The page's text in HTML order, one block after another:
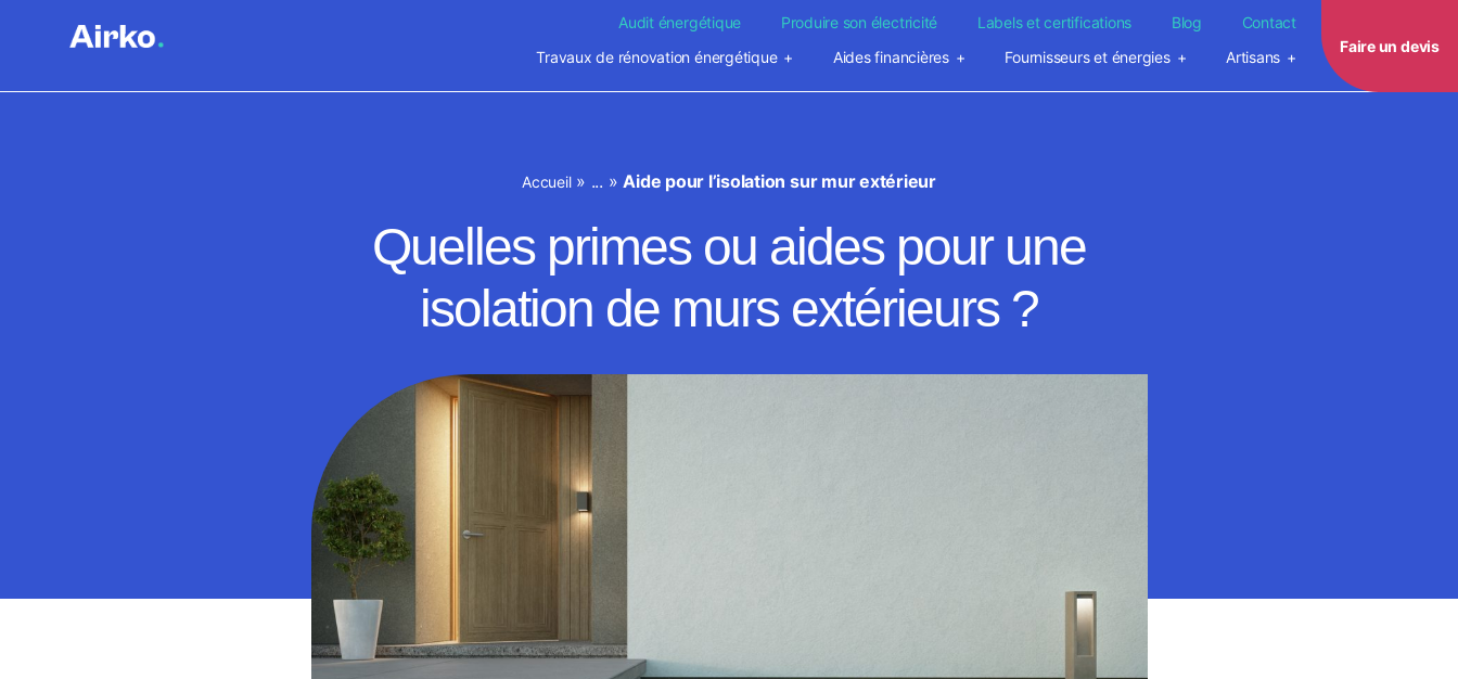
Audit énergétique Produire son électricité Labels et certifications Blog
Contact
Travaux de rénovation énergétique
Aides financières Fournisseurs et énergies Artisans
Faire un devis
Accueil» ... »Aide pour l’isolation sur mur extérieur
Quelles primes ou aides pour une
isolation de murs extérieurs ?